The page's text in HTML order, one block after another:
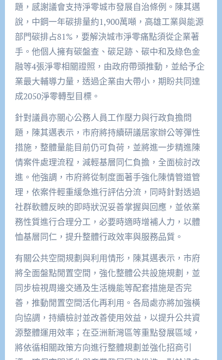
題，感謝議會支持淨零城市發展自治條例。陳其邁
說，中鋼一年碳排量約1,900萬噸，高雄工業與能源
部門碳排占81%，要解決城市淨零痛點須從企業著
手。他個人擁有碳盤查、碳足跡、碳中和及綠色金
融等4張淨零相關證照，由政府帶頭推動，並給予企
業最大輔導力量，透過企業由大帶小，期盼共同達
成2050淨零轉型目標。
針對議員亦關心公務人員工作壓力與行政負擔問
題，陳其邁表示，市府將持續研議居家辦公等彈性
措施，整體量能目前仍可負荷，並將進一步精進陳
情案件處理流程，減輕基層同仁負擔，全面檢討改
進。他強調，市府將從制度面著手強化陳情管道管
理，依案件輕重緩急進行評估分流，同時針對透過
社群軟體反映的即時狀況妥善掌握與回應，並依業
務性質進行合理分工，必要時適時增補人力，以體
恤基層同仁，提升整體行政效率與服務品質。
有關公共空間規劃與利用情形，陳其邁表示，市府
將全面盤點閒置空間，強化整體公共設施規劃，並
同步檢視周邊交通及生活機能等配套措施是否完
善，推動閒置空間活化再利用。各局處亦將加強橫
向協調，持續檢討並改善使用效益，以提升公共資
源整體運用效率；在亞洲新灣區等重點發展區域，
將依循相關政策方向進行整體規劃並強化招商引